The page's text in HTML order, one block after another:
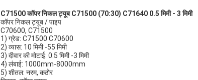
C71500 कॉपर निकल ट्यूब C71500 (70:30) C71640 0.5 मिमी - 3 मिमी
कॉपर निकल ट्यूब / पाइप
C70600, C71500
1) ग्रेड: C71500 C70600
2) व्यास: 10 मिमी -55 मिमी
3) दीवार की मोटाई: 0.5 मिमी -3 मिमी
4) लंबाई: 1000mm-8000mm
5) शीतल: नरम, कठोर